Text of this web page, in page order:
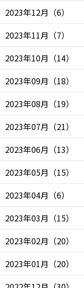
2023年12月 （6）
2023年11月 （7）
2023年10月 （14）
2023年09月 （18）
2023年08月 （19）
2023年07月 （21）
2023年06月 （13）
2023年05月 （15）
2023年04月 （6）
2023年03月 （15）
2023年02月 （20）
2023年01月 （20）